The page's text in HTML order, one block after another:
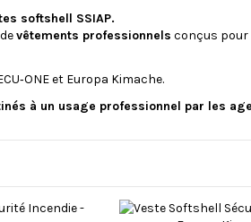
softshell SSIAP.
vêtements professionnels conçus pour
et Europa Kimache.
à un usage professionnel par les